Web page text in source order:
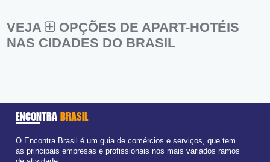
VEJA
OPÇÕES DE APART-HOTÉIS
NAS CIDADES DO BRASIL
ENCONTRA BRASIL
O Encontra Brasil é um guia de comércios e serviços, que tem
as principais empresas e profissionais nos mais variados ramos